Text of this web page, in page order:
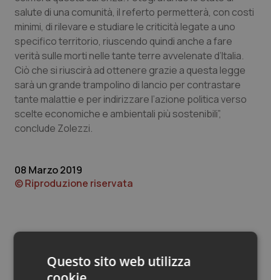
Valle D’Aosta
Veneto
Oncodermatologia
Oncoematologia
Oncologia & Nutrizione
Psoriasi & pelle
Quotidiano Cardiologia
Quotidiano Chirurgia
Quotidiano Pediatria
Rene & patologie urogenitali
salute di una comunità, il referto permetterà, con costi
minimi, di rilevare e studiare le criticità legate a uno
specifico territorio, riuscendo quindi anche a fare
verità sulle morti nelle tante terre avvelenate d’Italia.
Ciò che si riuscirà ad ottenere grazie a questa legge
sarà un grande trampolino di lancio per contrastare
tante malattie e per indirizzare l’azione politica verso
scelte economiche e ambientali più sostenibili”,
conclude Zolezzi.
08 Marzo 2019
© Riproduzione riservata
Questo sito web utilizza